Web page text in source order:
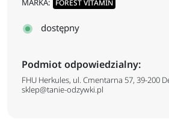
MARKA: FOREST VITAMIN
dostępny
Podmiot odpowiedzialny:
FHU Herkules, ul. Cmentarna 57, 39-200
sklep@tanie-odzywki.pl